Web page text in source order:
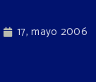
17, mayo 2006